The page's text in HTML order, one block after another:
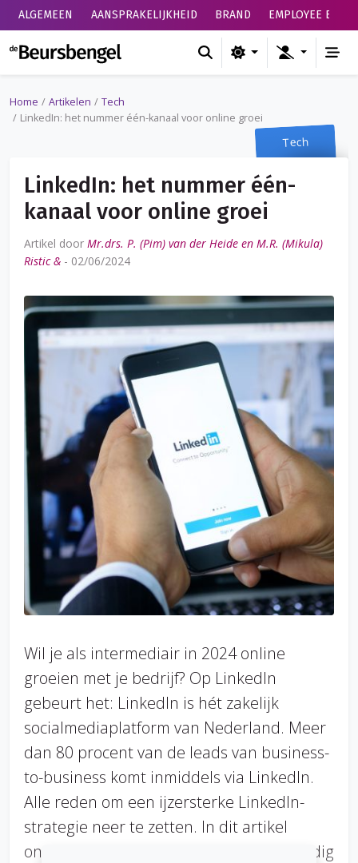
ALGEMEEN AANSPRAKELIJKHEID BRAND EMPLOYEE
de Beursbengel
Home Artikelen
Tech
LinkedIn: het nummer één-kanaal voor online groei
Tech
LinkedIn: het nummer één-
kanaal voor online groei
Artikel door Mr.drs. P. (Pim) van der Heide en M.R. (Mikula)
Ristic & - 02/06/2024
Wil je als intermediair in 2024 online
groeien met je bedrijf? Op LinkedIn
gebeurt het: LinkedIn is hét zakelijk
socialmediaplatform van Nederland. Meer
dan 80 procent van de leads van business-
to-business komt inmiddels via LinkedIn.
Alle reden om een ijzersterke LinkedIn-
strategie neer te zetten. In dit artikel
ontdek je welke 21 stappen daarvoor nodig